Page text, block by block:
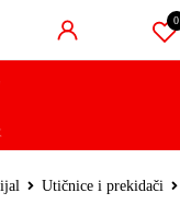
0
Utičnice i prekidači